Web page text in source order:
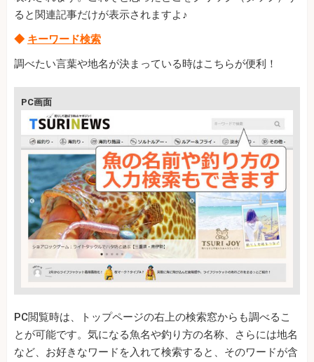
ると関連記事だけが表示されますよ♪
◆ キーワード検索
調べたい言葉や地名が決まっている時はこちらが便利！
PC画面
PC閲覧時は、トップページの右上の検索窓からも調べるこ
とが可能です。気になる魚名や釣り方の名称、さらには地名
など、お好きなワードを入れて検索すると、そのワードが含